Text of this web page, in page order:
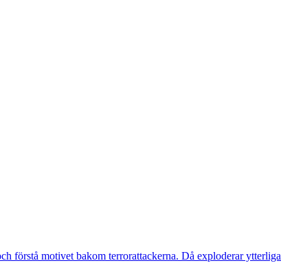
förstå motivet bakom terrorattackerna. Då exploderar